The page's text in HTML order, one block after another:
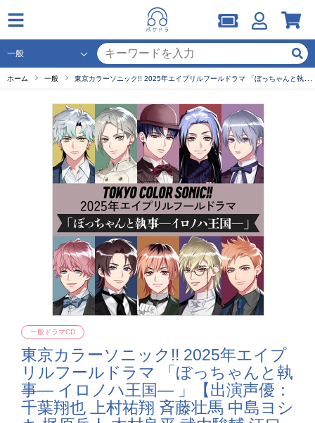
ホーム 一般 東京カラーソニック!! 2025年エイプリルフールドラマ 「ぼっちゃんと執事― イロノハ王国― 」【出演声優：千葉翔也 上村祐翔 斉藤壮馬 中島ヨシキ 梶原岳人 木村良平 武内駿輔 江口拓也 広瀬裕也 梅原裕一郎】
東京カラーソニック!! 2025年エイプ
リルフールドラマ 「ぼっちゃんと執
事― イロノハ王国― 」【出演声優：
千葉翔也 上村祐翔 斉藤壮馬 中島ヨシ
一般ドラマCD